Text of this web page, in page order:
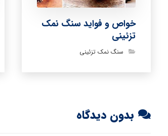
خواص و فواید سنگ نمک
تزئینی
سنگ نمک تزئینی
بدون دیدگاه